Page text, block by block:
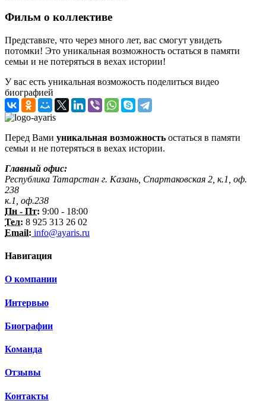
Фильм о коллективе
Представьте, что через много лет, вас смогут увидеть
потомки! Это уникальная возможность остаться в памяти
семьи и не потеряться в вехах истории!
У вас есть уникальная возможость поделиться видео
биографией
Перед Вами уникальная возможность остаться в памяти
семьи и не потеряться в вехах истории.
Главный офис:
Республика Татарстан г. Казань, Спартаковская 2, к.1, оф.
238
к.1, оф.238
Пн - Пт: 9:00 - 18:00
Тел: 8 925 313 26 02
Email: info@ayaris.ru
Навигация
О компании
Интервью
Биографии
Команда
Отзывы
Контакты